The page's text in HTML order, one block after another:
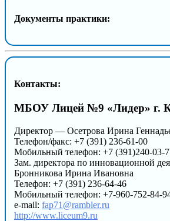
Документы практики:
Контакты:
МБОУ Лицей №9 «Лидер» г.
Директор — Осетрова Ирина
Телефон/факс: +7 (391) 236-61-00
Мобильный телефон: +7 (391)240-03-
Зам. директора по инновационной
Бронникова Ирина Ивановна
Телефон: +7 (391) 236-64-46
Мобильный телефон: +7-960-752-84-
e-mail: fap71@rambler.ru
http://www.liceum9.ru